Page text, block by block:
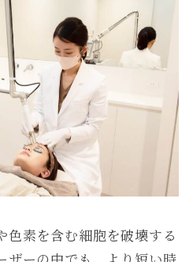
色素を含む細胞を破壊する